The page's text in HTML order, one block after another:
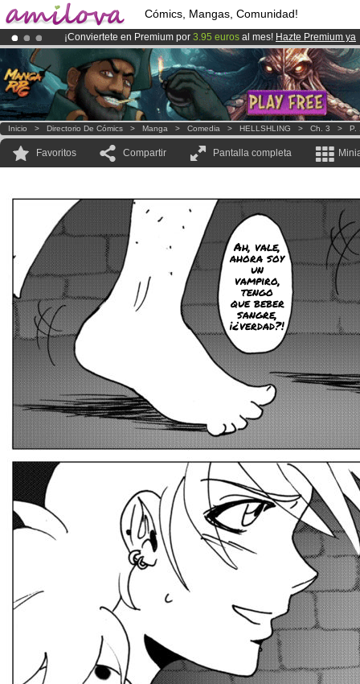
Cómics, Mangas, Comunidad!
¡Conviertete en Premium por 3.95 euros al mes! Hazte Premium ya
¡Ya tenemos 100000miembrosy 1000Cómics y Mangas!.
El Kickstarter Amilova está desormado lanzado!.
Inicio > Directorio De Cómics > Manga > Comedia > HELLSHLING > Ch. 3 > P.
Favoritos Compartir Pantalla completa
Ah, vale,
ahora soy
un
vampiro,
tengo
que beber
sangre,
¡¿verdad?!